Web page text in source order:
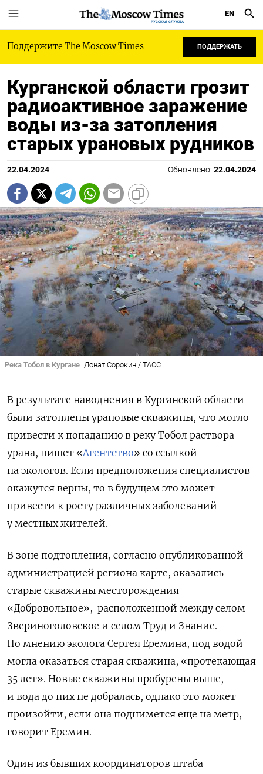
РУССКАЯ СЛУЖБА
EN
Поддержите The Moscow Times ПОДДЕРЖАТЬ
Курганской области грозит
радиоактивное заражение
воды из-за затопления
старых урановых рудников
22.04.2024 Обновлено: 22.04.2024
Река Тобол в Кургане Донат Сорокин / ТАСС
В результате наводнения в Курганской области
были затоплены урановые скважины, что могло
привести к попаданию в реку Тобол раствора
урана, пишет «Агентство» со ссылкой
на экологов. Если предположения специалистов
окажутся верны, то в будущем это может
привести к росту различных заболеваний
у местных жителей.
В зоне подтопления, согласно опубликованной
администрацией региона карте, оказались
старые скважины месторождения
«Добровольное», расположенной между селом
Звериноголовское и селом Труд и Знание.
По мнению эколога Сергея Еремина, под водой
могла оказаться старая скважина, «протекающая
35 лет». Новые скважины пробурены выше,
и вода до них не добралась, однако это может
произойти, если она поднимется еще на метр,
говорит Еремин.
Один из бывших координаторов штаба